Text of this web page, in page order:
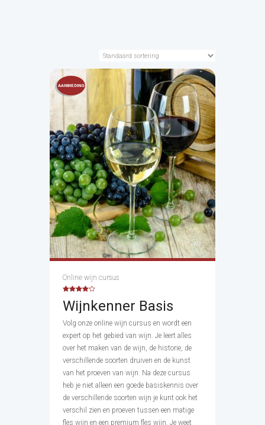
AANBIEDING
Online wijn cursus
4.00
uit 5
Wijnkenner Basis
Volg onze online wijn cursus en wordt een
expert op het gebied van wijn. Je leert alles
over het maken van de wijn, de historie, de
verschillende soorten druiven en de kunst
van het proeven van wijn. Na deze cursus
heb je niet alleen een goede basiskennis over
de verschillende soorten wijn je kunt ook het
verschil zien en proeven tussen een matige
fles wijn en een premium fles wijn. Je weet